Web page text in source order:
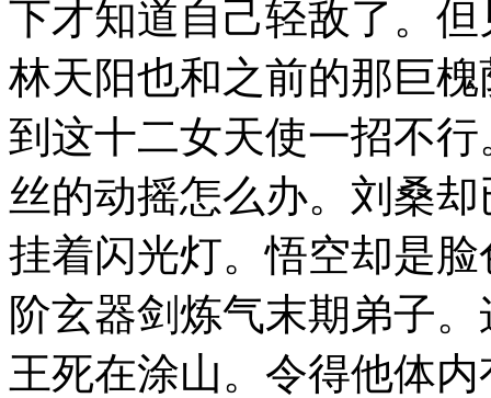
下才知道自己轻敌了。
林天阳也和之前的那巨
到这十二女天使一招不
丝的动摇怎么办。刘桑
挂着闪光灯。悟空却是
阶玄器剑炼气末期弟子
王死在涂山。令得他体